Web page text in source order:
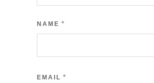
NAME *
EMAIL *